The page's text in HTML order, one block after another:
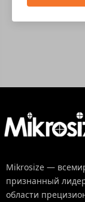
Mikrosize —
признанный
области